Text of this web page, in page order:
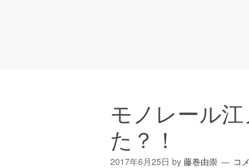
モノレール
た？！
2017年6月25日 by 藤巻由崇 コ